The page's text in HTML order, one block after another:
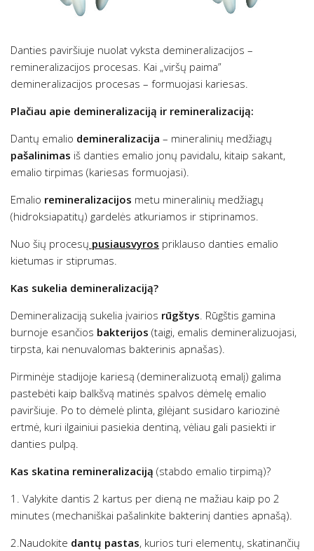
Danties paviršiuje nuolat vyksta demineralizacijos –
remineralizacijos procesas. Kai „viršų paima”
demineralizacijos procesas – formuojasi kariesas.
Plačiau apie demineralizaciją ir remineralizaciją:
Dantų emalio demineralizacija – mineralinių medžiagų
pašalinimas iš danties emalio jonų pavidalu, kitaip sakant,
emalio tirpimas (kariesas formuojasi).
Emalio remineralizacijos metu mineralinių medžiagų
(hidroksiapatitų) gardelės atkuriamos ir stiprinamos.
Nuo šių procesų pusiausvyros priklauso danties emalio
kietumas ir stiprumas.
Kas sukelia demineralizaciją?
Demineralizaciją sukelia įvairios rūgštys. Rūgštis gamina
burnoje esančios bakterijos (taigi, emalis demineralizuojasi,
tirpsta, kai nenuvalomas bakterinis apnašas).
Pirminėje stadijoje kariesą (demineralizuotą emalį) galima
pastebėti kaip balkšvą matinės spalvos dėmelę emalio
paviršiuje. Po to dėmelė plinta, gilėjant susidaro kariozinė
ertmė, kuri ilgainiui pasiekia dentiną, vėliau gali pasiekti ir
danties pulpą.
Kas skatina remineralizaciją (stabdo emalio tirpimą)?
1. Valykite dantis 2 kartus per dieną ne mažiau kaip po 2
minutes (mechaniškai pašalinkite bakterinį danties apnašą).
2.Naudokite dantų pastas, kurios turi elementų, skatinančių